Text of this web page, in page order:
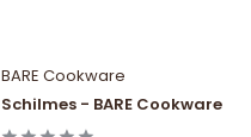
BARE Cookware
Schilmes - BARE Cookware